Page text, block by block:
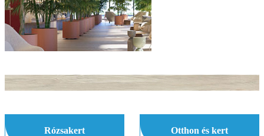
Rózsakert Otthon és kert